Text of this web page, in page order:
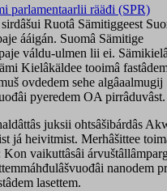
parlamentaarlii rääđi (SPR)
sirdâšui Ruotâ Sämitiggeest
ááigán. Suomâ Sämitige
váldu-ulmen lii ei.
Kielâkäldee tooimâ
ovdedem sehe algâaalmugij
pyeredem OA pirrâduvâst.
juksii ohtsâšibárdâs
já heivitmist. Merhâšittee
vaikuttâsâi
nanodem
lasettem.